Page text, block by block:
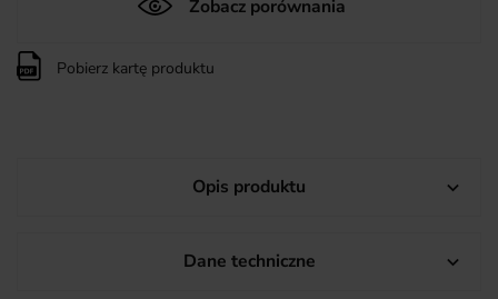
Zobacz porównania
Pobierz kartę produktu
Opis produktu 
Dane techniczne 